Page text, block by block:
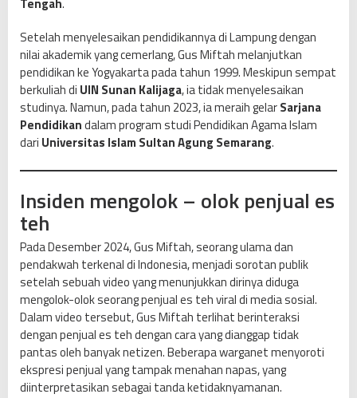
n
a
K
a
s
u
s
t
Tengah.
Setelah menyelesaikan pendidikannya di Lampung dengan
nilai akademik yang cemerlang, Gus Miftah melanjutkan
pendidikan ke Yogyakarta pada tahun 1999. Meskipun sempat
berkuliah di UIN Sunan Kalijaga, ia tidak menyelesaikan
studinya. Namun, pada tahun 2023, ia meraih gelarSarjana
Pendidikandalam program studi Pendidikan Agama Islam
dari Universitas Islam Sultan Agung Semarang.
Insiden mengolok – olok penjual es
teh
Pada Desember 2024, Gus Miftah, seorang ulama dan
pendakwah terkenal di Indonesia, menjadi sorotan publik
setelah sebuah video yang menunjukkan dirinya diduga
mengolok-olok seorang penjual es teh viral di media sosial.
Dalam video tersebut, Gus Miftah terlihat berinteraksi
dengan penjual es teh dengan cara yang dianggap tidak
pantas oleh banyak netizen. Beberapa warganet menyoroti
ekspresi penjual yang tampak menahan napas, yang
diinterpretasikan sebagai tanda ketidaknyamanan.